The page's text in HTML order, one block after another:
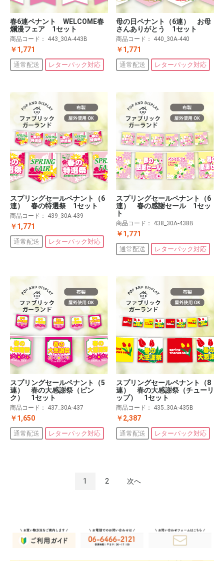
春6連ペナント WELCOME春
爛漫フェア 1セット
商品コード： 443_30A-443B
￥1,771
通常配送 レターパック対応
母の日ペナント（6連） お母
さんありがとう 1セット
商品コード： 440_30A-440
￥1,771
通常配送 レターパック対応
スプリングセールペナント（6
連） 春の特選祭 1セット
商品コード： 439_30A-439
￥1,771
通常配送 レターパック対応
スプリングセールペナント（6
連） 春の感謝セール 1セッ
ト
商品コード： 438_30A-438B
￥1,771
通常配送 レターパック対応
スプリングセールペナント（5
連） 春の大感謝祭（ピン
ク） 1セット
商品コード： 437_30A-437
￥1,650
通常配送 レターパック対応
スプリングセールペナント（8
連） 春の大感謝祭（チューリ
ップ） 1セット
商品コード： 435_30A-435B
￥2,387
通常配送 レターパック対応
1 2 次へ